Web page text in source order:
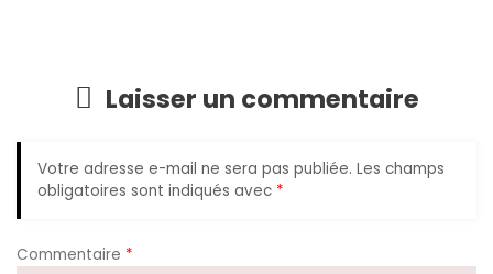
Laisser un commentaire
Votre adresse e-mail ne sera pas publiée. Les champs
obligatoires sont indiqués avec *
Commentaire *